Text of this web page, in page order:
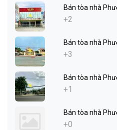
Bán tòa nhà
+2
Bán tòa nhà
+3
Bán tòa nhà
+1
Bán tòa nhà
+0